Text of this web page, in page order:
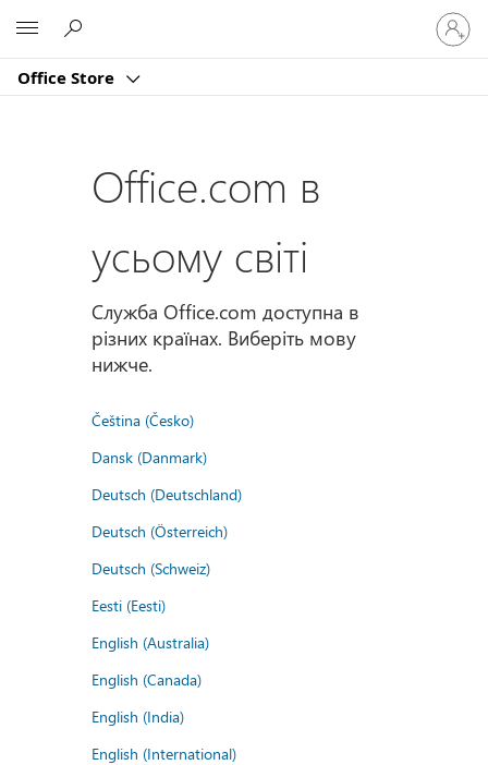
Office Store
свій
запис
Office.com в
усьому світі
Служба Office.com доступна в
різних країнах. Виберіть мову
нижче.
Čeština (Česko)
Dansk (Danmark)
Deutsch (Deutschland)
Deutsch (Österreich)
Deutsch (Schweiz)
Eesti (Eesti)
English (Australia)
English (Canada)
English (India)
English (International)